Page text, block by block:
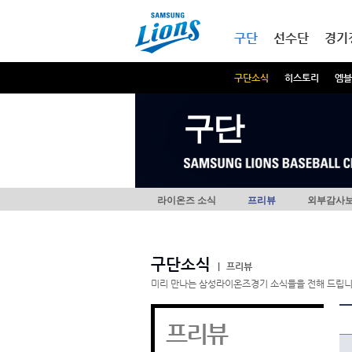
구단
구단소식 히스토리 엠
선수단 경기
구단
라이온즈 소식 프리뷰 외부감사
구단소식
프리뷰
미리 만나는 삼성라이온즈경기 소식들을 전해 드립
프리뷰